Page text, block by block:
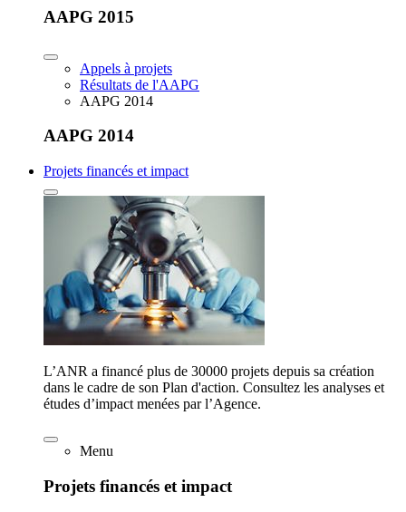
AAPG 2015
Appels à projets
Résultats de l'AAPG
AAPG 2014
AAPG 2014
Projets financés et impact
L’ANR a financé plus de 30000 projets depuis sa création
dans le cadre de son Plan d'action. Consultez les analyses et
études d’impact menées par l’Agence.
Menu
Projets financés et impact